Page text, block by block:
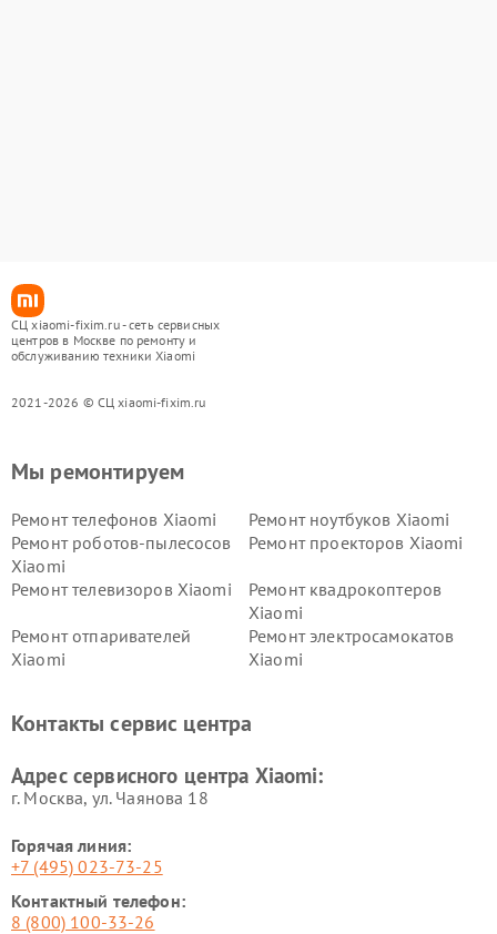
СЦ xiaomi-fixim.ru - сеть сервисных
центров в Москве по ремонту и
обслуживанию техники Xiaomi
2021-2026 © СЦ xiaomi-fixim.ru
Мы ремонтируем
Ремонт телефонов Xiaomi
Ремонт ноутбуков Xiaomi
Ремонт роботов-пылесосов
Xiaomi
Ремонт проекторов Xiaomi
Ремонт телевизоров Xiaomi
Ремонт квадрокоптеров
Xiaomi
Ремонт отпаривателей
Xiaomi
Ремонт электросамокатов
Xiaomi
Ремонт стиральных машин
Ремонт смарт-часов Xiaomi
Контакты сервис центра
Адрес сервисного центра Xiaomi:
г. Москва, ул. Чаянова 18
Горячая линия:
+7 (495) 023-73-25
Контактный телефон:
8 (800) 100-33-26